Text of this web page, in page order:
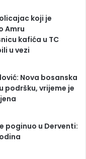
koji je
Amru
kafića u TC
u vezi
Nova bosanska
podršku, vrijeme je
poginuo u Derventi: